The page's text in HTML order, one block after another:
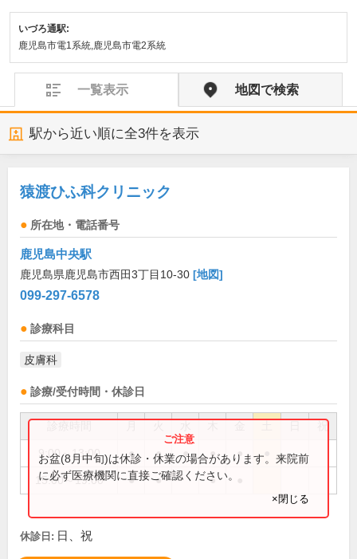
いづろ通駅:
鹿児島市電1系統,鹿児島市電2系統
一覧表示 地図で検索
駅から近い順に全3件を表示
猿渡ひふ科クリニック
所在地・電話番号
鹿児島中央駅
鹿児島県鹿児島市西田3丁目10-30 [地図]
099-297-6578
診療科目
皮膚科
診療/受付時間・休診日
祝
9:00～13:00 ● ● ● ● ●
15:00～19:00 ● ● ●
お盆(8月中旬)は休診・休業の場合があります。来院前
に必ず医療機関に直接ご確認ください。
×閉じる
休診日: 日、祝